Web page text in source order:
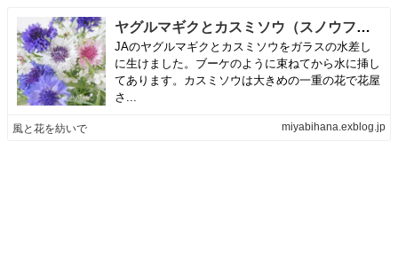
ヤグルマギクとカスミソウ（スノウフレーク）をブーケのように生ける | 風と花を紡いで
JAのヤグルマギクとカスミソウをガラスの水差し
に生けました。ブーケのように束ねてから水に挿し
てあります。カスミソウは大きめの一重の花で花屋
さ...
風と花を紡いで miyabihana.exblog.jp